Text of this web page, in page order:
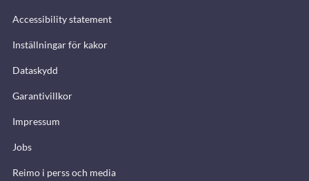
Accessibility statement
Inställningar för kakor
Dataskydd
Garantivillkor
Impressum
Jobs
Reimo i perss och media